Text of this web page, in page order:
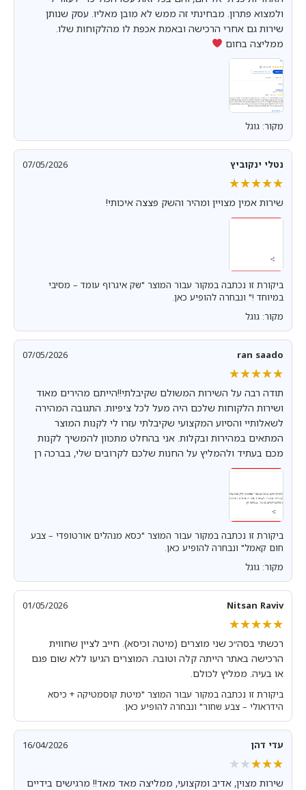
ולמצוא פתרון. מבחינתי זה ממש לא מובן מאליו. עסק שנותן
שירות גם אחרי הרכישה ובאמת אכפת לו מהלקוחות שלו.
ממליצה בחום
מקור: גוגל
נטלי ינקוביץ 07/05/2026
★★★★★
★★★★★
שירות אמין מצויין ומהיר והשק פצצה איכותי!
ביקורת זו נכתבה במקור עבור המוצר "שק איגרוף עומד – מסיבי
במיוחד !" ונבחרה להופיע כאן.
מקור: גוגל
ran saado
07/05/2026
★★★★★
★★★★★
תודה רבה על השירות המשולם שקיבלתי!!הייתם מהירים מאוד
ושירות הלקוחות שלכם היה מעל לכל ציפיות. התגובה המהירה
לשאלותיי והסיוע המקצועי שקיבלתי עזרו לי לקנות המוצר
המתאים במהירות ובקלות. אני בהחלט מתכוון להמשיך לקנות
מכם בעתיד ולהמליץ על החנות שלכם לקרובים שלי, בברכה רן
ביקורת זו נכתבה במקור עבור המוצר "כסא מנהלים אורטופדי – צבע
חום קאמל" ונבחרה להופיע כאן.
מקור: גוגל
Nitsan Raviv
01/05/2026
★★★★★
★★★★★
רכשתי בסה״כ שני מוצרים (מיטה וכיסא). חייב לציין שחווית
הרכישה באתר הייתה קלה וטובה. המוצרים הגיעו ללא שום פגם
או בעיה. ממליץ לכולם.
ביקורת זו נכתבה במקור עבור המוצר "מיטת קוסמטיקה + כיסא
הידראולי – צבע שחור" ונבחרה להופיע כאן.
עדי דהן 16/04/2026
★★★★★
★★★★★
שירות מצוין, אדיב ומקצועי, ממליצה מאד מאד!! מרגישים בידיים